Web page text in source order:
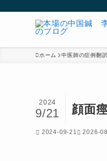
ホーム 中医師の症例翻
顔面
2024
9/21
2024-09-21 2026-